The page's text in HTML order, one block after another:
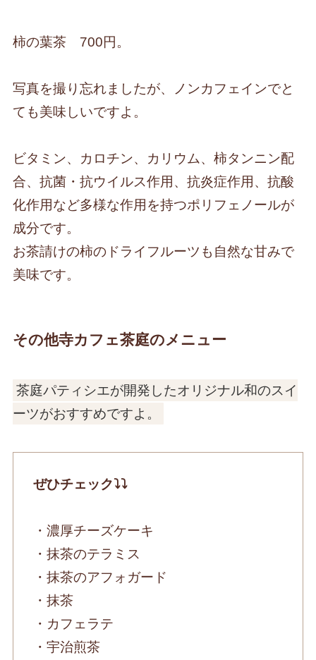
柿の葉茶 700円。
写真を撮り忘れましたが、ノンカフェインでと
ても美味しいですよ。
ビタミン、カロチン、カリウム、柿タンニン配
合、抗菌・抗ウイルス作用、抗炎症作用、抗酸
化作用など多様な作用を持つポリフェノールが
成分です。
お茶請けの柿のドライフルーツも自然な甘みで
美味です。
その他寺カフェ茶庭のメニュー
茶庭パティシエが開発したオリジナル和のスイ
ーツがおすすめですよ。
ぜひチェック⤵︎⤵︎
・濃厚チーズケーキ
・抹茶のテラミス
・抹茶のアフォガード
・抹茶
・カフェラテ
・宇治煎茶